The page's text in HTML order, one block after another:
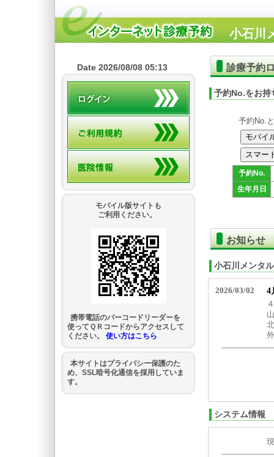
小石川
診療予約
予約No.をお持
予約No.
予約No.
生年月日
お知らせ
小石川メンタ
システム情報
Date 2026/08/08 05:13
モバイル版サイトも
ご利用ください。
携帯電話のバーコードリーダーを
使ってＱＲコードからアクセスして
ください。 使い方はこちら
本サイトはプライバシー保護のた
め、SSL暗号化通信を採用していま
す。